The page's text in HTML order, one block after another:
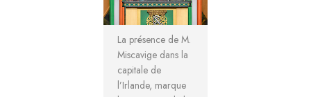
La présence de M.
Miscavige dans la
capitale de
l’Irlande, marque